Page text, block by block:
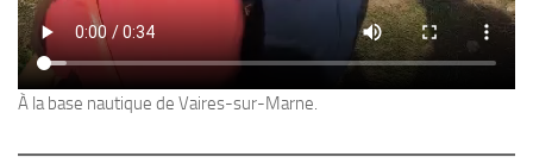
À la base nautique de Vaires-sur-Marne.